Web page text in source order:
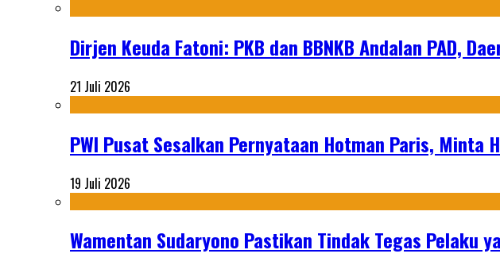
Dirjen Keuda Fatoni: PKB dan BBNKB Andalan PAD,
21 Juli 2026
PWI Pusat Sesalkan Pernyataan Hotman Paris,
19 Juli 2026
Wamentan Sudaryono Pastikan Tindak Tegas Pelaku